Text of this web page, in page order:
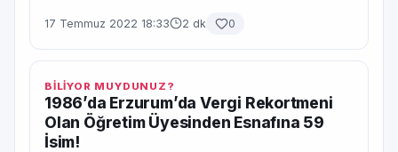
17 Temmuz 2022 18:33 2 dk 0
BİLİYOR MUYDUNUZ?
1986’da Erzurum’da Vergi Rekortmeni
Olan Öğretim Üyesinden Esnafına 59
İsim!